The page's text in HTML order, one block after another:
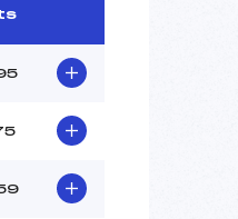
3606/12/18
12H30